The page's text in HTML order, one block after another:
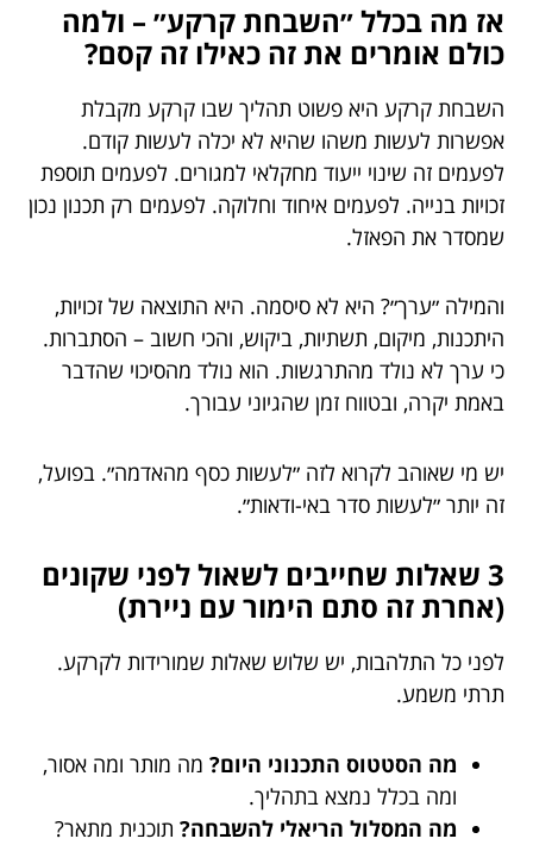
אז מה בכלל ״השבחת קרקע״ – ולמה
כולם אומרים את זה כאילו זה קסם?
השבחת קרקע היא פשוט תהליך שבו קרקע מקבלת
אפשרות לעשות משהו שהיא לא יכלה לעשות קודם.
לפעמים זה שינוי ייעוד מחקלאי למגורים. לפעמים תוספת
זכויות בנייה. לפעמים איחוד וחלוקה. לפעמים רק תכנון נכון
שמסדר את הפאזל.
והמילה ״ערך״? היא לא סיסמה. היא התוצאה של זכויות,
היתכנות, מיקום, תשתיות, ביקוש, והכי חשוב – הסתברות.
כי ערך לא נולד מהתרגשות. הוא נולד מהסיכוי שהדבר
באמת יקרה, ובטווח זמן שהגיוני עבורך.
יש מי שאוהב לקרוא לזה ״לעשות כסף מהאדמה״. בפועל,
זה יותר ״לעשות סדר באי-ודאות״.
3 שאלות שחייבים לשאול לפני שקונים
(אחרת זה סתם הימור עם ניירת)
לפני כל התלהבות, יש שלוש שאלות שמורידות לקרקע.
תרתי משמע.
מה הסטטוס התכנוני היום? מה מותר ומה אסור,
ומה בכלל נמצא בתהליך.
מה המסלול הריאלי להשבחה? תוכנית מתאר?